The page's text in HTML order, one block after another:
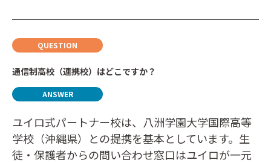
通信制高校（連携校）はどこですか？
ユイロ式パートナー校は、八洲学園大学国際高等
学校（沖縄県）との提携を基本としています。生
徒・保護者からの問い合わせ窓口はユイロが一元